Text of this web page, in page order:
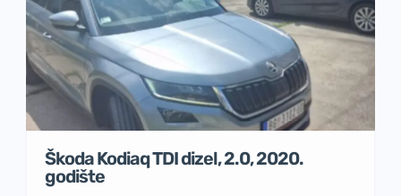
Škoda Kodiaq TDI dizel, 2.0, 2020.
godište